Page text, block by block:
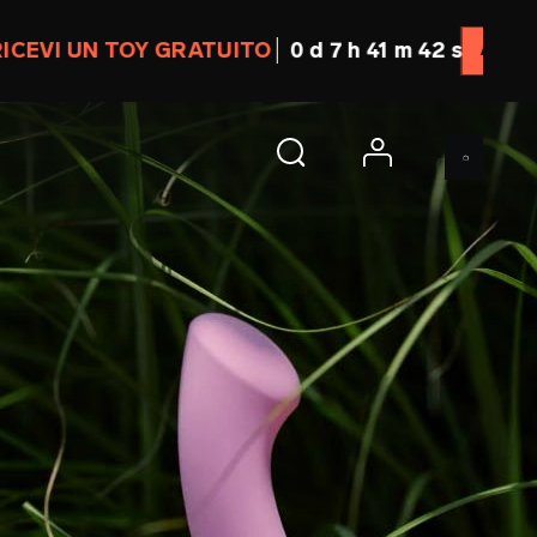
d 7 h 41 m 40 s ACQUISTA SUBITO
account